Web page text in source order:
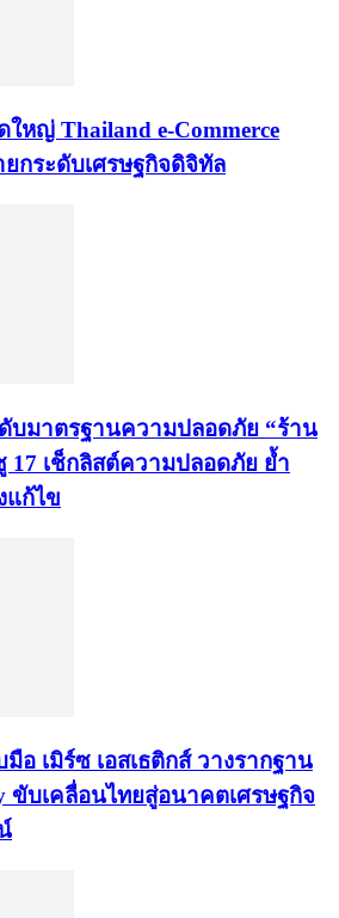
หญ่ Thailand e-Commerce
กระดับเศรษฐกิจดิจิทัล
บมาตรฐานความปลอดภัย “ร้าน
17 เช็กลิสต์ความปลอดภัย ย้ำ
แก้ไข
อ เมิร์ซ เอสเธติกส์ วางรากฐาน
ขับเคลื่อนไทยสู่อนาคตเศรษฐกิจ